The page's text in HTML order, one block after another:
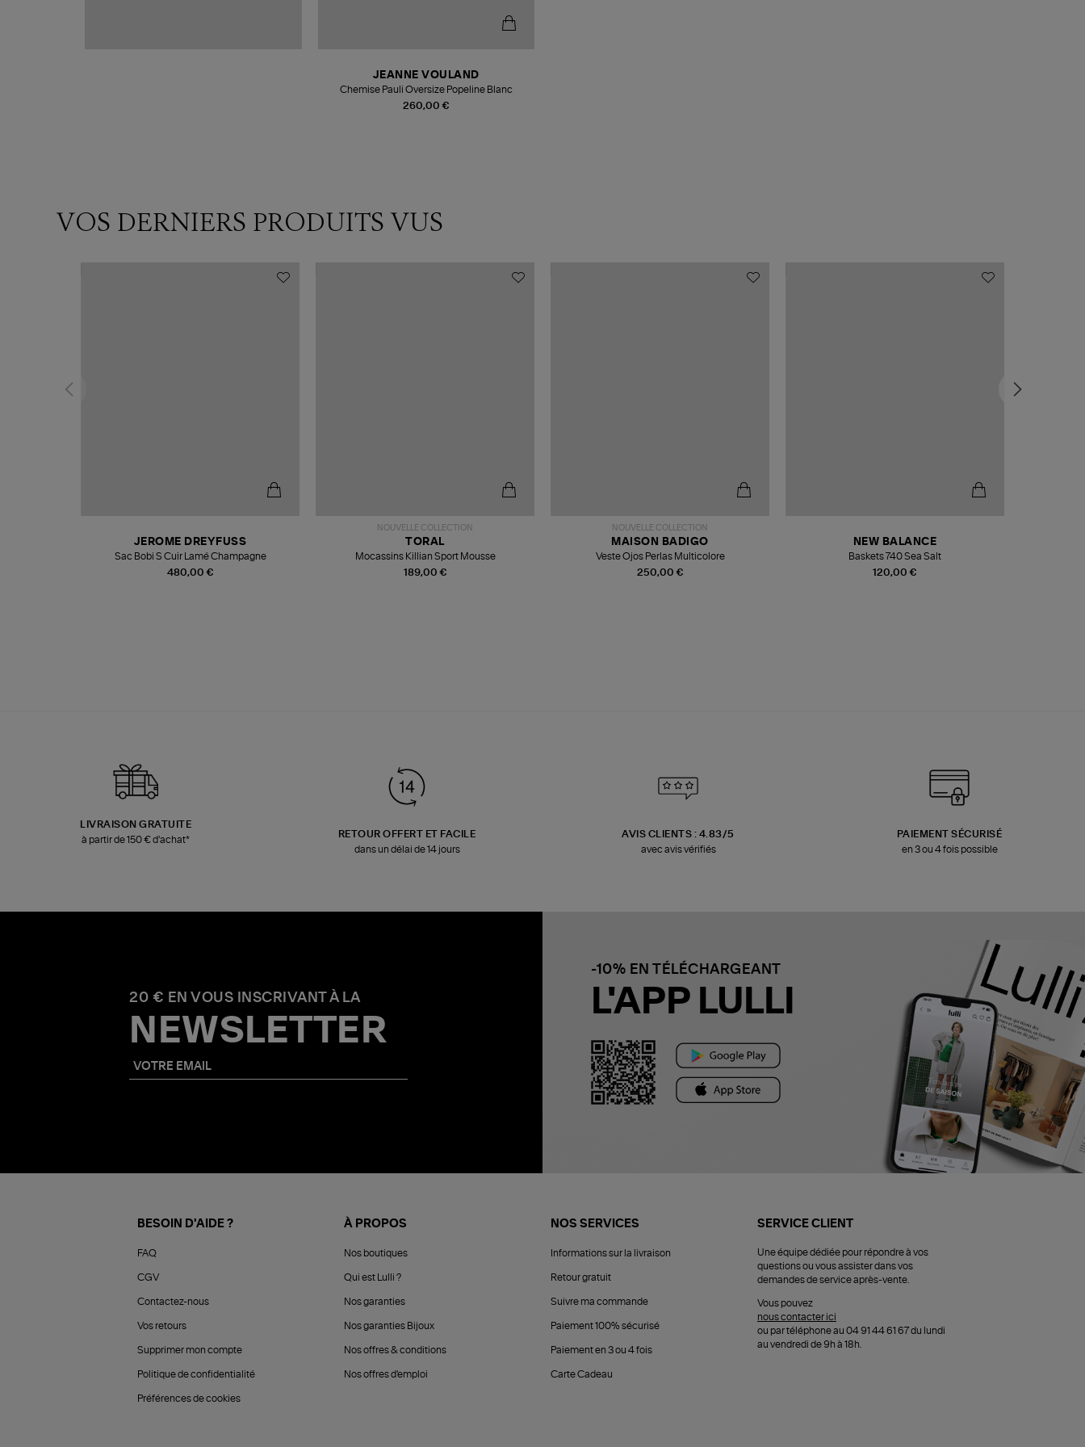
260,00 €
JEANNE VOULAND
Chemise Pauli Oversize Popeline Blanc
VOS DERNIERS PRODUITS VUS
480,00 €
JEROME DREYFUSS
Sac Bobi S Cuir Lamé Champagne
NOUVELLE COLLECTION
189,00 €
TORAL
Mocassins Killian Sport Mousse
NOUVELLE COLLECTION
250,00 €
MAISON BADIGO
Veste Ojos Perlas Multicolore
120,00 €
NEW BALANCE
Baskets 740 Sea Salt
LIVRAISON GRATUITE
à partir de 150 € d'achat*
RETOUR OFFERT ET FACILE
dans un délai de 14 jours
AVIS CLIENTS : 4.83/5
avec avis vérifiés
PAIEMENT SÉCURISÉ
en 3 ou 4 fois possible
20 € EN VOUS INSCRIVANT À LA
NEWSLETTER
-10% EN TÉLÉCHARGEANT
L'APP LULLI
BESOIN D'AIDE ?
FAQ
CGV
Contactez-nous
Vos retours
Supprimer mon compte
Politique de confidentialité
Préférences de cookies
À PROPOS
Nos boutiques
Qui est Lulli ?
Nos garanties
Nos garanties Bijoux
Nos offres & conditions
Nos offres d'emploi
NOS SERVICES
Informations sur la livraison
Retour gratuit
Suivre ma commande
Paiement 100% sécurisé
Paiement en 3 ou 4 fois
Carte Cadeau
SERVICE CLIENT
Une équipe dédiée pour répondre à vos
questions ou vous assister dans vos
demandes de service après-vente.
Vous pouvez
nous contacter ici
ou par téléphone au 04 91 44 61 67 du lundi
au vendredi de 9h à 18h.